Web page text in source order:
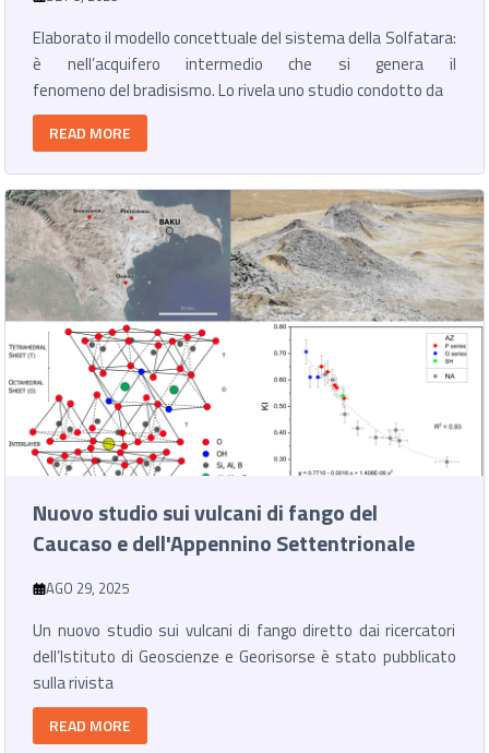
Elaborato il modello concettuale del sistema della Solfatara:
è nell’acquifero intermedio che si genera il
fenomeno del bradisismo. Lo rivela uno studio condotto da
READ MORE
Nuovo studio sui vulcani di fango del
Caucaso e dell'Appennino Settentrionale
AGO 29, 2025
Un nuovo studio sui vulcani di fango diretto dai ricercatori
dell’Istituto di Geoscienze e Georisorse è stato pubblicato
sulla rivista
READ MORE